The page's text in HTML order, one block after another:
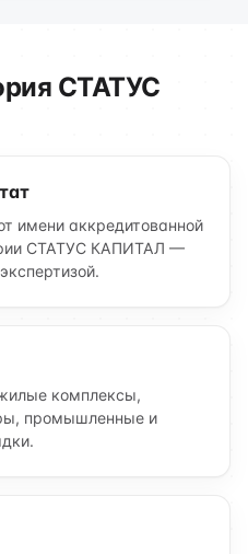
СТАТУС
имени аккредитованной
СТАТУС КАПИТАЛ —
комплексы,
промышленные и